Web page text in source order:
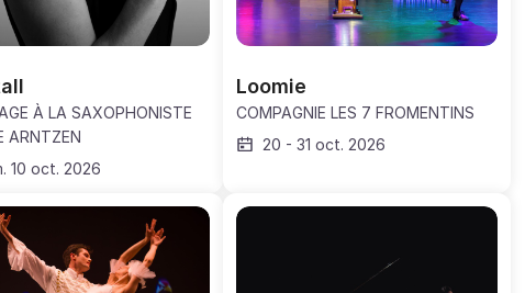
À LA SAXOPHONISTE
ARNTZEN
10 oct. 2026
Loomie
COMPAGNIE LES 7 FROMENTINS
20 - 31 oct. 2026